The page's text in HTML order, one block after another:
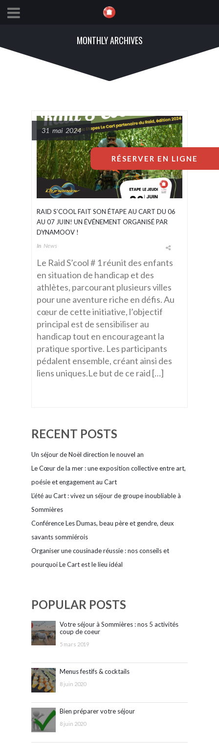
MONTHLY ARCHIVES
31 mai 2024
RAID S’COOL FAIT SON ÉTAPE AU CART DU 06
AU 07 JUIN! UN ÉVÉNEMENT ORGANISÉ PAR
DYNAMOOV !
In News
Le Raid S’cool # 1 réunit des enfants
en situation de handicap et des
athlètes, parcourant plusieurs villes
pour une aventure riche en défis. Au
cœur de cette initiative, l’objectif
principal est de sensibiliser au
handicap tout en encourageant la
pratique sportive. Les participants
pédalent ensemble, créant ainsi des
liens uniques.Le but de ce raid […]
RECENT POSTS
Un séjour de Noël direction le nouvel an
Le Cœur de la mer : une exposition collective entre art,
poésie et engagement au Cart
L’été au Cart : vivez un séjour de groupe inoubliable à
Sommières
Conférence Les Dumas, beau père et gendre, deux
savants sommiérois
Organiser une cousinade réussie : nos conseils et
pourquoi Le Cart est le lieu idéal
POPULAR POSTS
Votre séjour à Sommières : nos 5 activités
coup de coeur
5 mars 2019
Menus festifs & cocktails
8 juin 2020
Bien préparer votre séjour
8 juin 2020
RÉSERVER EN LIGNE